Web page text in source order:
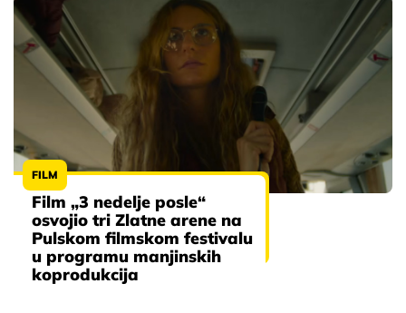
FILM
Film „3 nedelje posle“
osvojio tri Zlatne arene na
Pulskom filmskom festivalu
u programu manjinskih
koprodukcija